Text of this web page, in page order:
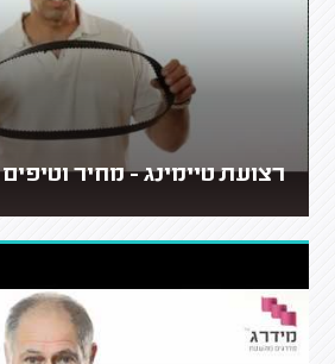
רצועת טיימינג - מחיר וטיפים